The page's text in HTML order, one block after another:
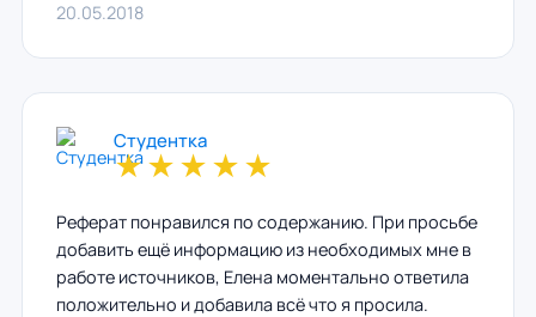
20.05.2018
Студентка
★★★★★
Реферат понравился по содержанию. При просьбе
добавить ещё информацию из необходимых мне в
работе источников, Елена моментально ответила
положительно и добавила всё что я просила.